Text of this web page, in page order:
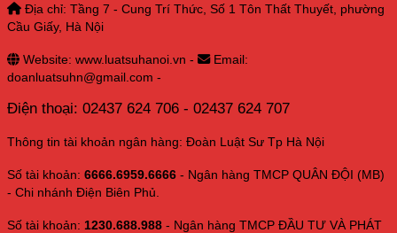
Địa chỉ: Tầng 7 - Cung Trí Thức, Số 1 Tôn Thất Thuyết, phường
Cầu Giấy, Hà Nội
Website: www.luatsuhanoi.vn -
Email:
doanluatsuhn@gmail.com -
Điện thoại: 02437 624 706 - 02437 624 707
Thông tin tài khoản ngân hàng: Đoàn Luật Sư Tp Hà Nội
Số tài khoản: 6666.6959.6666 - Ngân hàng TMCP QUÂN ĐỘI (MB)
- Chi nhánh Điện Biên Phủ.
Số tài khoản: 1230.688.988 - Ngân hàng TMCP ĐẦU TƯ VÀ PHÁT